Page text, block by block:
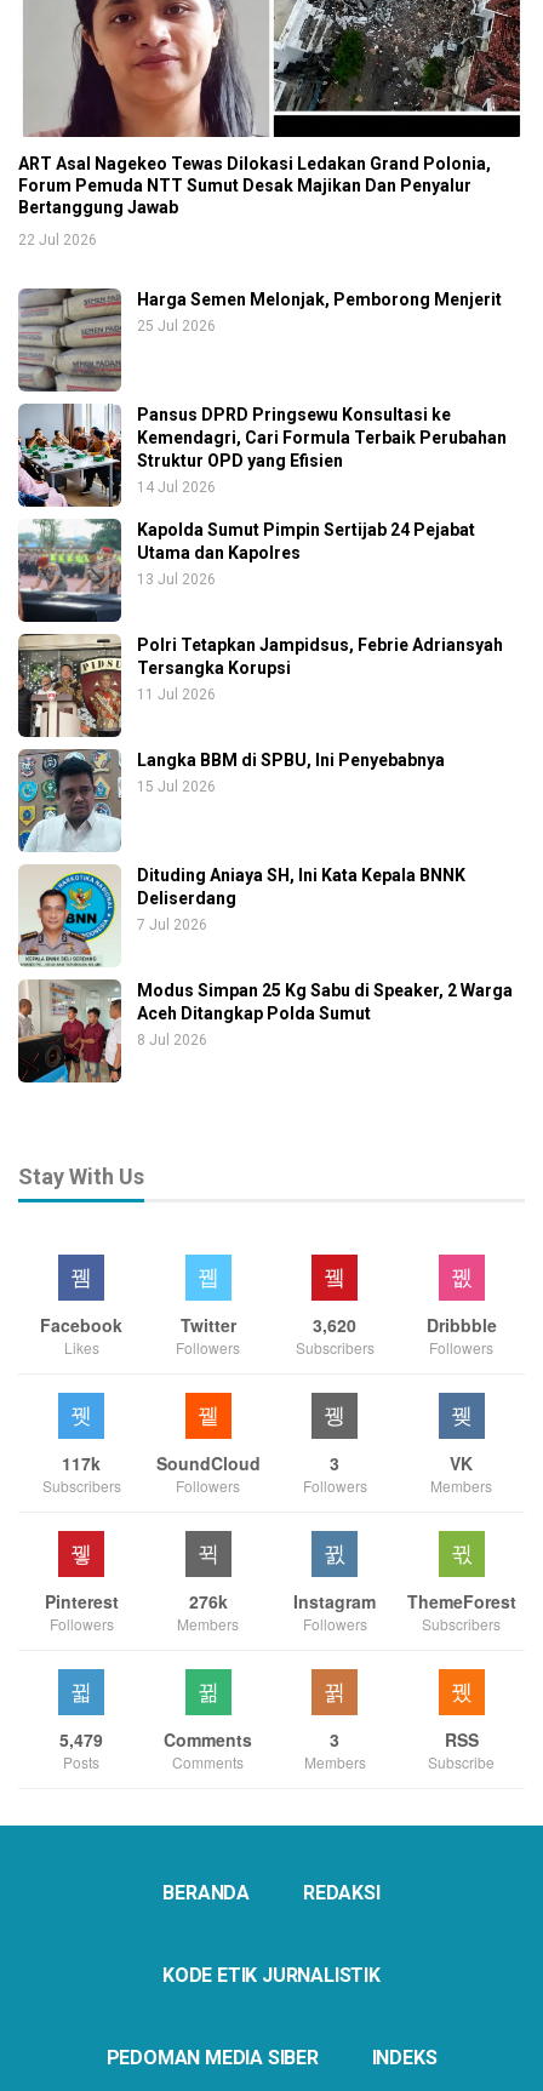
ART Asal Nagekeo Tewas Dilokasi Ledakan Grand Polonia,
Forum Pemuda NTT Sumut Desak Majikan Dan Penyalur
Bertanggung Jawab
22 Jul 2026
Harga Semen Melonjak, Pemborong Menjerit
25 Jul 2026
Pansus DPRD Pringsewu Konsultasi ke
Kemendagri, Cari Formula Terbaik Perubahan
Struktur OPD yang Efisien
14 Jul 2026
Kapolda Sumut Pimpin Sertijab 24 Pejabat
Utama dan Kapolres
13 Jul 2026
Polri Tetapkan Jampidsus, Febrie Adriansyah
Tersangka Korupsi
11 Jul 2026
Langka BBM di SPBU, Ini Penyebabnya
15 Jul 2026
Dituding Aniaya SH, Ini Kata Kepala BNNK
Deliserdang
7 Jul 2026
Modus Simpan 25 Kg Sabu di Speaker, 2 Warga
Aceh Ditangkap Polda Sumut
8 Jul 2026
Stay With Us
Facebook
Likes
Twitter
Followers
3,620
Subscribers
Dribbble
Followers
117k
Subscribers
SoundCloud
Followers
3
Followers
VK
Members
Pinterest
Followers
276k
Members
Instagram
Followers
ThemeForest
Subscribers
5,479
Posts
Comments
Comments
3
Members
RSS
Subscribe
BERANDA REDAKSI
KODE ETIK JURNALISTIK
PEDOMAN MEDIA SIBER INDEKS